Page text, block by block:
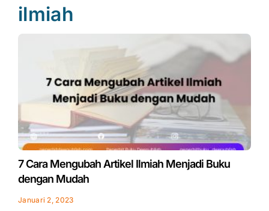
ilmiah
7 Cara Mengubah Artikel Ilmiah Menjadi Buku
dengan Mudah
Januari 2, 2023